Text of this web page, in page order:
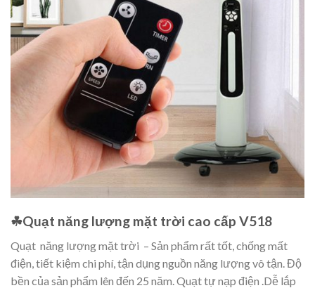
☘Quạt năng lượng mặt trời cao cấp V518
Quạt năng lượng mặt trời – Sản phẩm rất tốt, chống mất
điện, tiết kiệm chi phí, tận dụng nguồn năng lượng vô tận. Độ
bền của sản phẩm lên đến 25 năm. Quạt tự nạp điện .Dễ lắp